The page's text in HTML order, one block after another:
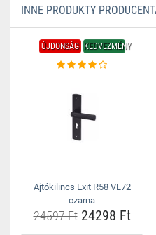
INNE PRODUKTY
ÚJDONSÁG KEDVEZMÉNY
Ajtókilincs Exit R58 VL72
czarna
24597 Ft24298 Ft